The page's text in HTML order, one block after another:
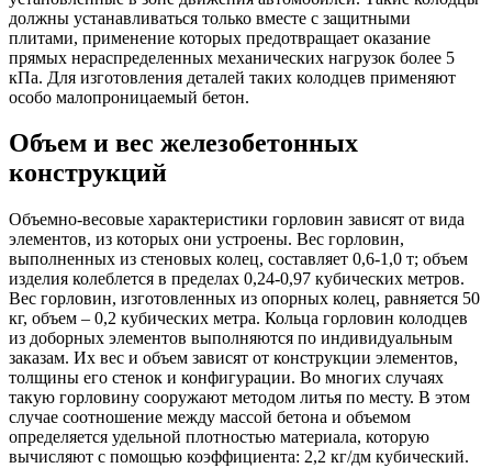
должны устанавливаться только вместе с защитными
плитами, применение которых предотвращает оказание
прямых нераспределенных механических нагрузок более 5
кПа. Для изготовления деталей таких колодцев применяют
особо малопроницаемый бетон.
Объем и вес железобетонных
конструкций
Объемно-весовые характеристики горловин зависят от вида
элементов, из которых они устроены. Вес горловин,
выполненных из стеновых колец, составляет 0,6-1,0 т; объем
изделия колеблется в пределах 0,24-0,97 кубических метров.
Вес горловин, изготовленных из опорных колец, равняется 50
кг, объем – 0,2 кубических метра. Кольца горловин колодцев
из доборных элементов выполняются по индивидуальным
заказам. Их вес и объем зависят от конструкции элементов,
толщины его стенок и конфигурации. Во многих случаях
такую горловину сооружают методом литья по месту. В этом
случае соотношение между массой бетона и объемом
определяется удельной плотностью материала, которую
вычисляют с помощью коэффициента: 2,2 кг/дм кубический.